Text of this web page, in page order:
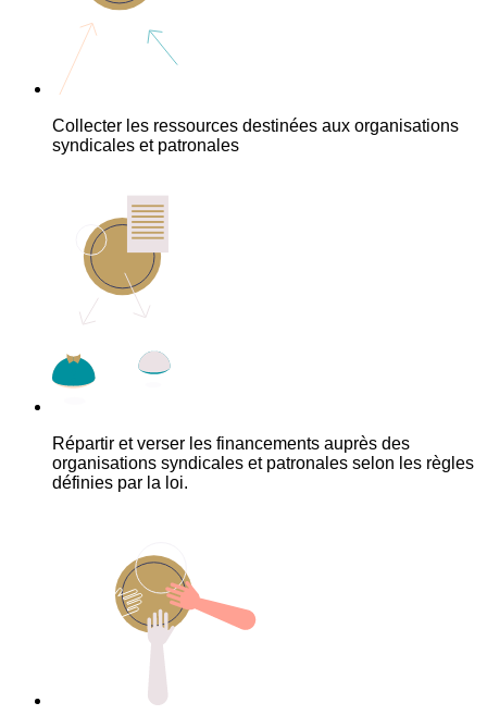
Collecter les ressources destinées aux organisations
syndicales et patronales
Répartir et verser les financements auprès des
organisations syndicales et patronales selon les règles
définies par la loi.